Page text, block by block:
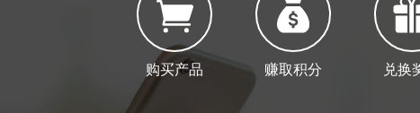
购买产品 赚取积分 兑换